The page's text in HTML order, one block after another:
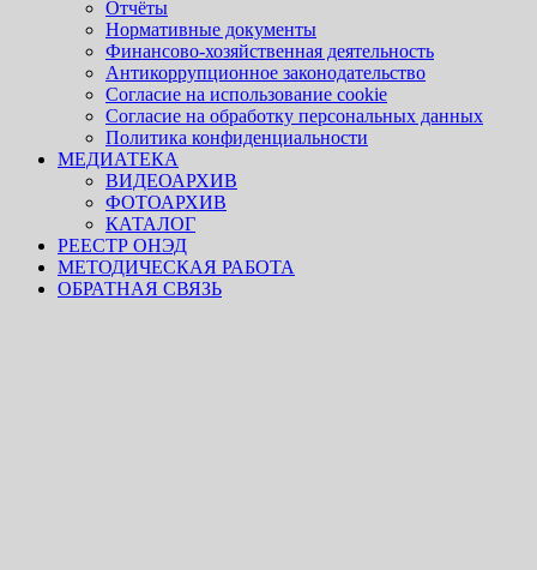
Отчёты
Нормативные документы
Финансово-хозяйственная деятельность
Антикоррупционное законодательство
Согласие на использование cookie
Согласие на обработку персональных данных
Политика конфиденциальности
МЕДИАТЕКА
ВИДЕОАРХИВ
ФОТОАРХИВ
КАТАЛОГ
РЕЕСТР ОНЭД
МЕТОДИЧЕСКАЯ РАБОТА
ОБРАТНАЯ СВЯЗЬ